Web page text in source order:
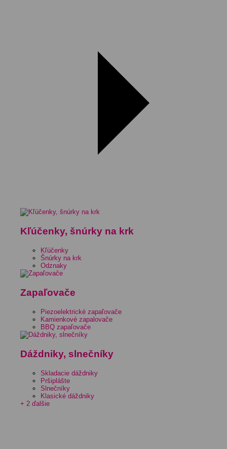
Kľúčenky, šnúrky na krk
Kľúčenky
Šnúrky na krk
Odznaky
Zapaľovače
Piezoelektrické zapaľovače
Kamienkové zapalovače
BBQ zapaľovače
Dáždniky, slnečníky
Skladacie dáždniky
Pršiplášte
Slnečníky
Klasické dáždniky
+ 2 ďalšie